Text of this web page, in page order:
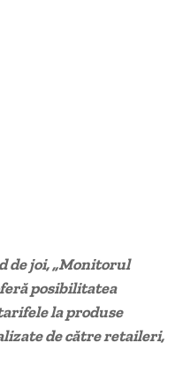
de joi, „Monitorul
posibilitatea
la produse
de către retaileri,